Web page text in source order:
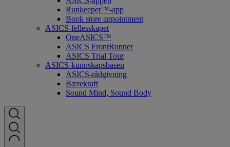
Runkeeper™-app
Book store appointment
ASICS-fellesskapet
OneASICS™
ASICS FrontRunner
ASICS Trial Tour
ASICS-kunnskapsbasen
ASICS-rådgivning
Bærekraft
Sound Mind, Sound Body